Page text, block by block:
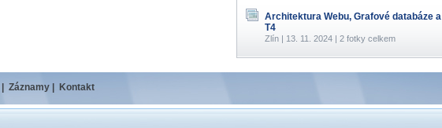
Architektura Webu, Grafové databáze a
T4
Zlín | 13. 11. 2024 | 2 fotky celkem
Záznamy Kontakt